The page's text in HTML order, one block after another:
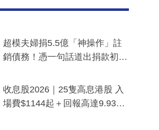
超模夫婦捐5.5億「神操作」註
銷債務！憑一句話道出捐款初
一度被誤當詐騙手段
收息股2026｜25隻高息港股 入
場費$1144起＋回報高達9.93